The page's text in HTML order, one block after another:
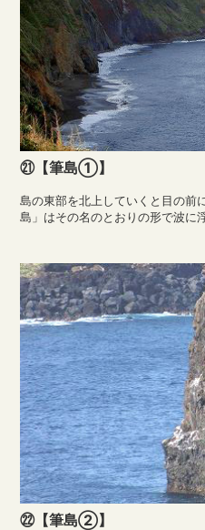
㉑【筆島①】
島の東部を北上していくと目の前
島」はその名のとおりの形で波に
㉒【筆島②】